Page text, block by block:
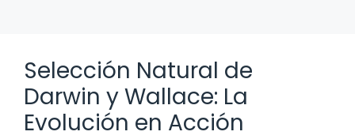
Selección Natural de
Darwin y Wallace: La
Evolución en Acción